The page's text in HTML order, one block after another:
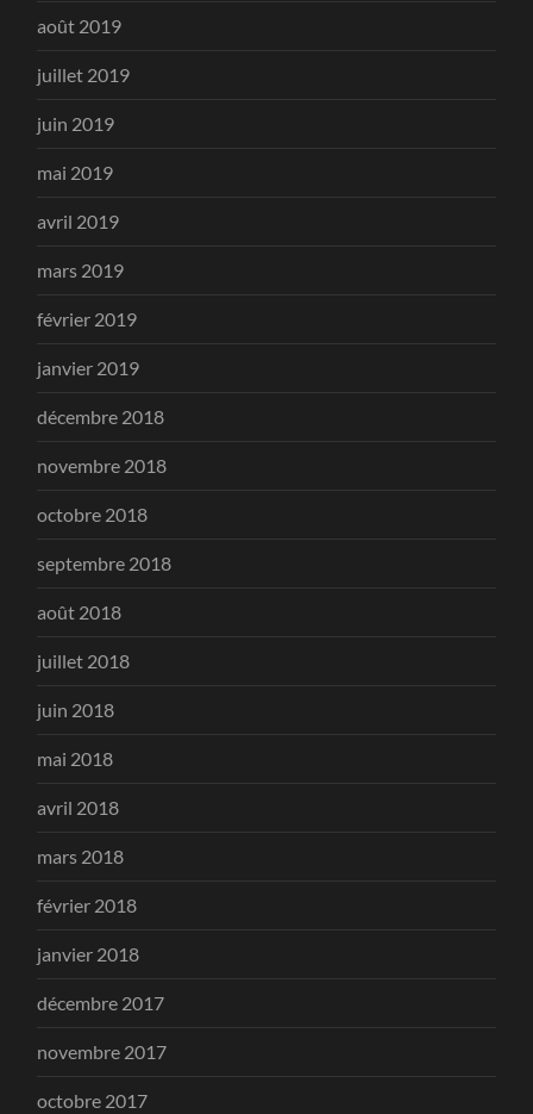
août 2019
juillet 2019
juin 2019
mai 2019
avril 2019
mars 2019
février 2019
janvier 2019
décembre 2018
novembre 2018
octobre 2018
septembre 2018
août 2018
juillet 2018
juin 2018
mai 2018
avril 2018
mars 2018
février 2018
janvier 2018
décembre 2017
novembre 2017
octobre 2017